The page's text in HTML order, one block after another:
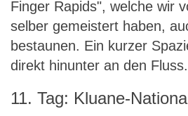
Finger Rapids", welche wir
selber gemeistert haben,
bestaunen. Ein kurzer
direkt hinunter an den Fluss.
11. Tag: Kluane-